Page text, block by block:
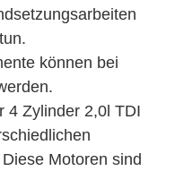
können bei
4 Zylinder 2,0l TDI
Motoren sind